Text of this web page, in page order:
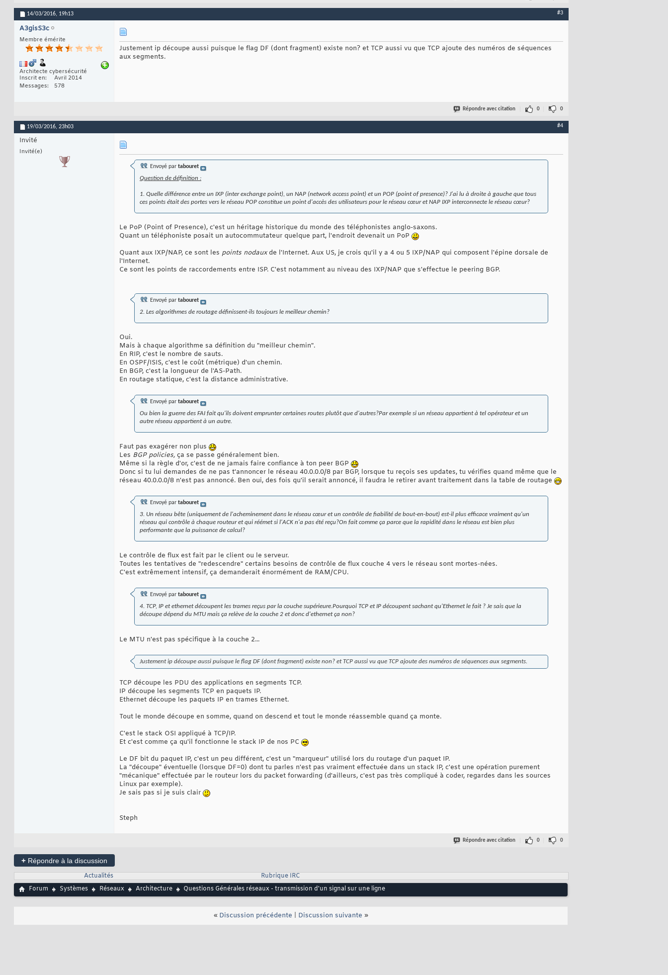
14/03/2016, 19h13 #3
A3gisS3c
Membre émérite
Architecte cybersécurité
Inscrit en
Avril 2014
Messages
578
Justement ip découpe aussi puisque le flag DF (dont fragment) existe non? et TCP aussi vu que TCP ajoute des numéros de séquences
aux segments.
Répondre avec citation 0 0
19/03/2016, 23h03 #4
Invité
Invité(e)
Envoyé par tabouret
Question de définition :
1. Quelle différence entre un IXP (inter exchange point), un NAP (network access point) et un POP (point of presence)? J'ai lu à droite à gauche que tous
ces points était des portes vers le réseau POP constitue un point d'accès des utilisateurs pour le réseau cœur et NAP IXP interconnecte le réseau cœur?
Le PoP (Point of Presence), c'est un héritage historique du monde des téléphonistes anglo-saxons.
Quant un téléphoniste posait un autocommutateur quelque part, l'endroit devenait un PoP
Quant aux IXP/NAP, ce sont les points nodauxde l'Internet. Aux US, je crois qu'il y a 4 ou 5 IXP/NAP qui composent l'épine dorsale de
l'Internet.
Ce sont les points de raccordements entre ISP. C'est notamment au niveau des IXP/NAP que s'effectue le peering BGP.
Envoyé par tabouret
2. Les algorithmes de routage définissent-ils toujours le meilleur chemin?
Oui.
Mais à chaque algorithme sa définition du "meilleur chemin".
En RIP, c'est le nombre de sauts.
En OSPF/ISIS, c'est le coût (métrique) d'un chemin.
En BGP, c'est la longueur de l'AS-Path.
En routage statique, c'est la distance administrative.
Envoyé par tabouret
Ou bien la guerre des FAI fait qu'ils doivent emprunter certaines routes plutôt que d'autres?Par exemple si un réseau appartient à tel opérateur et un
autre réseau appartient à un autre.
Faut pas exagérer non plus
Les BGP policies, ça se passe généralement bien.
Même si la règle d'or, c'est de ne jamais faire confiance à ton peer BGP
Donc si tu lui demandes de ne pas t'annoncer le réseau 40.0.0.0/8 par BGP, lorsque tu reçois ses updates, tu vérifies quand même que le
réseau 40.0.0.0/8 n'est pas annoncé. Ben oui, des fois qu'il serait annoncé, il faudra le retirer avant traitement dans la table de routage
Envoyé par tabouret
3. Un réseau bête (uniquement de l'acheminement dans le réseau cœur et un contrôle de fiabilité de bout-en-bout) est-il plus efficace vraiment qu'un
réseau qui contrôle à chaque routeur et qui réémet si l'ACK n'a pas été reçu?On fait comme ça parce que la rapidité dans le réseau est bien plus
performante que la puissance de calcul?
Le contrôle de flux est fait par le client ou le serveur.
Toutes les tentatives de "redescendre" certains besoins de contrôle de flux couche 4 vers le réseau sont mortes-nées.
C'est extrêmement intensif, ça demanderait énormément de RAM/CPU.
Envoyé par tabouret
4. TCP, IP et ethernet découpent les trames reçus par la couche supérieure.Pourquoi TCP et IP découpent sachant qu'Ethernet le fait ? Je sais que la
découpe dépend du MTU mais ça relève de la couche 2 et donc d'ethernet ça non?
Le MTU n'est pas spécifique à la couche 2...
Justement ip découpe aussi puisque le flag DF (dont fragment) existe non? et TCP aussi vu que TCP ajoute des numéros de séquences aux segments.
TCP découpe les PDU des applications en segments TCP.
IP découpe les segments TCP en paquets IP.
Ethernet découpe les paquets IP en trames Ethernet.
Tout le monde découpe en somme, quand on descend et tout le monde réassemble quand ça monte.
C'est le stack OSI appliqué à TCP/IP.
Et c'est comme ça qu'il fonctionne le stack IP de nos PC
Le DF bit du paquet IP, c'est un peu différent, c'est un "marqueur" utilisé lors du routage d'un paquet IP.
La "découpe" éventuelle (lorsque DF=0) dont tu parles n'est pas vraiment effectuée dans un stack IP, c'est une opération purement
"mécanique" effectuée par le routeur lors du packet forwarding (d'ailleurs, c'est pas très compliqué à coder, regardes dans les sources
Linux par exemple).
Je sais pas si je suis clair
Steph
Répondre avec citation 0 0
+ Répondre à la discussion
Actualités
Rubrique IRC
Forum
Systèmes Réseaux Architecture Questions Générales réseaux - transmission d'un signal sur une ligne
« Discussion précédente Discussion suivante »